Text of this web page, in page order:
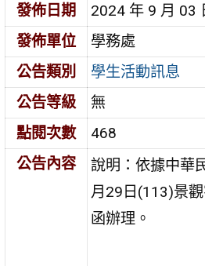
發佈日期
2024 年 9 月 03
發佈單位
學務處
公告類別
學生活動訊息
公告等級
無
點閱次數
468
公告內容
說明：依據中華
月29日(113)景
函辦理。